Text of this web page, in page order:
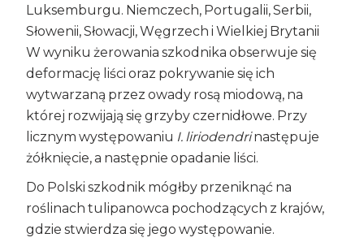
Luksemburgu. Niemczech, Portugalii, Serbii,
Słowenii, Słowacji, Węgrzech i Wielkiej Brytanii
W wyniku żerowania szkodnika obserwuje się
deformację liści oraz pokrywanie się ich
wytwarzaną przez owady rosą miodową, na
której rozwijają się grzyby czernidłowe. Przy
licznym występowaniu I. liriodendrinastępuje
żółknięcie, a następnie opadanie liści.
Do Polski szkodnik mógłby przeniknąć na
roślinach tulipanowca pochodzących z krajów,
gdzie stwierdza się jego występowanie.